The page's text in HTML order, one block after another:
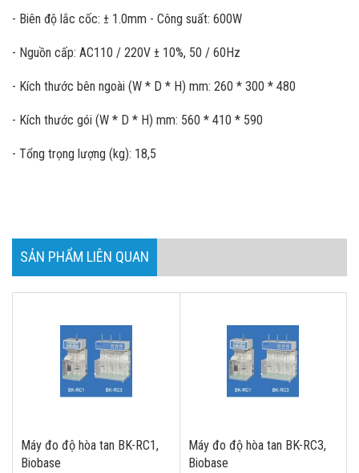
- Biên độ lắc cốc: ± 1.0mm - Công suất: 600W
- Nguồn cấp: AC110 / 220V ± 10%, 50 / 60Hz
- Kích thước bên ngoài (W * D * H) mm: 260 * 300 * 480
- Kích thước gói (W * D * H) mm: 560 * 410 * 590
- Tổng trọng lượng (kg): 18,5
SẢN PHẨM LIÊN QUAN
Máy đo độ hòa tan BK-RC1,
Biobase
Máy đo độ hòa tan BK-RC3,
Biobase